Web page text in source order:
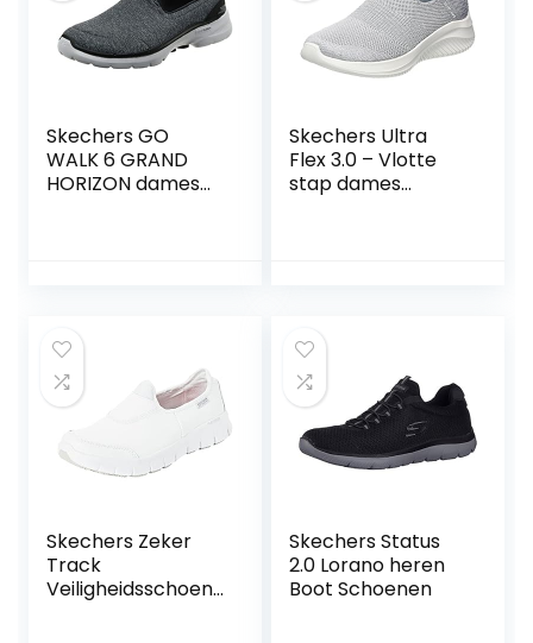
Skechers GO
WALK 6 GRAND
HORIZON dames
Skechers Ultra
Flex 3.0 – Vlotte
stap dames
Skechers Zeker
Track
Veiligheidsschoene
Skechers Status
2.0 Lorano heren
Boot Schoenen